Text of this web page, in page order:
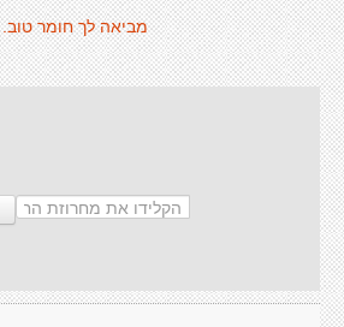
מביאה לך חומר טוב.